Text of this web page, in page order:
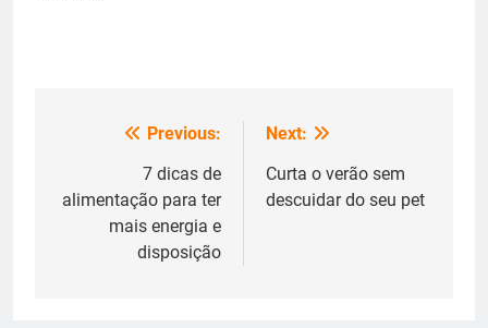
Navegação
Previous:
7 dicas de
alimentação para ter
mais energia e
disposição
Next:
Curta o verão sem
descuidar do seu pet